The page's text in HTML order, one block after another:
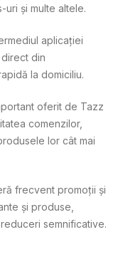
și multe altele.
aplicației
din
la domiciliu.
oferit de Tazz
comenzilor,
lor cât mai
frecvent promoții și
și produse,
semnificative.